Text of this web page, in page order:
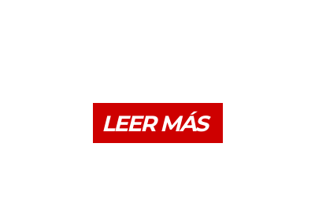
LEER MÁS